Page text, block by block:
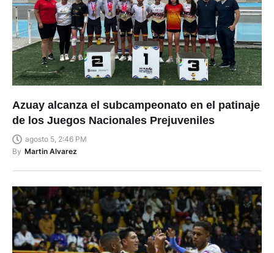
Azuay alcanza el subcampeonato en el patinaje
de los Juegos Nacionales Prejuveniles
agosto 5, 2:46 PM
By Martin Alvarez